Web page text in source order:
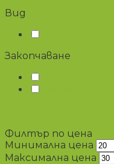
Вид
Закопчаване
Филтър по цена
Минимална цена
Максимална цена